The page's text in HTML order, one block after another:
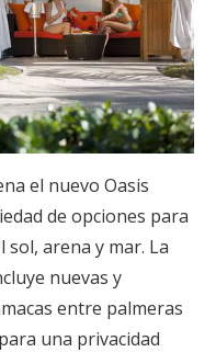
el nuevo Oasis
de opciones para
arena y mar. La
nuevas y
entre palmeras
una privacidad